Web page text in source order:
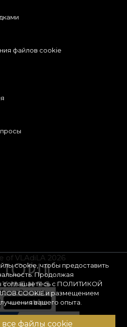
cookie, чтобы предоставить
Продолжая
соглашаетесь с ПОЛИТИКОЙ
COOKIEи размещением
вашего опыта.
файлы cookie
файлов cookie
of VLAdiLA 2026